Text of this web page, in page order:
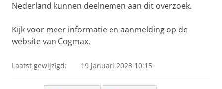
Nederland kunnen deelnemen aan dit overzoek.
Kijk voor meer informatie en aanmelding op de
website van Cogmax.
Laatst gewijzigd: 19 januari 2023 10:15